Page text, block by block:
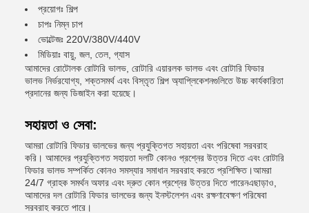
প্রয়োগঃ শিল্প
চাপঃ নিম্ন চাপ
ভোল্টেজঃ 220V/380V/440V
মিডিয়াঃ বায়ু, জল, তেল, গ্যাস
আমাদের রোটোলক রোটারি ভালভ, রোটারি এয়ারলক ভালভ এবং রোটারি ফিডার
ভালভ নির্ভরযোগ্য, শক্তসমর্থ এবং বিস্তৃত শিল্প অ্যাপ্লিকেশনগুলিতে উচ্চ কার্যকারিতা
প্রদানের জন্য ডিজাইন করা হয়েছে।
সহায়তা ও সেবা:
আমরা রোটারি ফিডার ভালভের জন্য প্রযুক্তিগত সহায়তা এবং পরিষেবা সরবরাহ
করি। আমাদের প্রযুক্তিগত সহায়তা দলটি কোনও প্রশ্নের উত্তর দিতে এবং রোটারি
ফিডার ভালভ সম্পর্কিত কোনও সমস্যার সমাধান সরবরাহ করতে প্রশিক্ষিত।আমরা
24/7 গ্রাহক সমর্থন অফার এবং দ্রুত কোন প্রশ্নের উত্তর দিতে পারেনএছাড়াও,
আমাদের দল রোটারি ফিডার ভালভের জন্য ইনস্টলেশন এবং রক্ষণাবেক্ষণ পরিষেবা
সরবরাহ করতে পারে।